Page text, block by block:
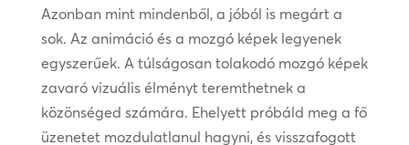
Azonban mint mindenből, a jóból is megárt a
sok. Az animáció és a mozgó képek legyenek
egyszerűek. A túlságosan tolakodó mozgó képek
zavaró vizuális élményt teremthetnek a
közönséged számára. Ehelyett próbáld meg a fő
üzenetet mozdulatlanul hagyni, és visszafogott